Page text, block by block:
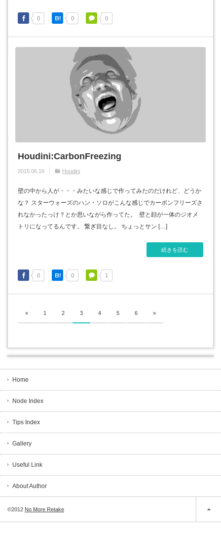
0 0 0
Houdini:CarbonFreezing
2015.06.16 Houdini
壁の中から人が・・・みたいな感じで作ってみたのだけれど、どうか
な？ スターウォーズのハン・ソロがこんな感じでカーボンフリーズさ
れなかったっけ？とか思いながら作ってた。 壁と顔が一体のジオメ
トリになってるんです。 繋ぎ目なし。 ちょっとサン […]
続きを読む
0 0 1
« 1 2 3 4 5 6 »
Home
Node Index
Tips Index
Gallery
Useful Link
About Author
©2012 No More Retake